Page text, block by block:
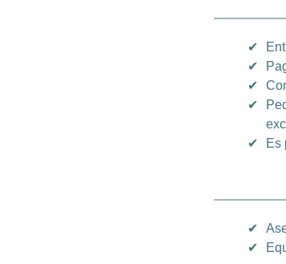
✔
✔
✔
✔
✔
Es
✔
✔